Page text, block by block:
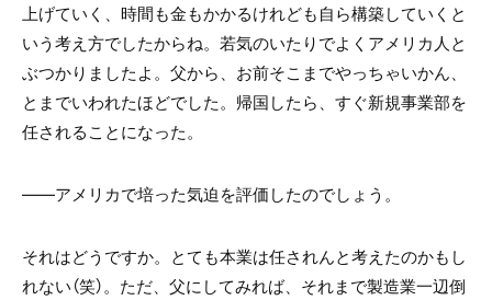
上げていく、時間も金もかかるけれども自ら構築していくと
いう考え方でしたからね。若気のいたりでよくアメリカ人と
ぶつかりましたよ。父から、お前そこまでやっちゃいかん、
とまでいわれたほどでした。帰国したら、すぐ新規事業部を
任されることになった。
――アメリカで培った気迫を評価したのでしょう。
それはどうですか。とても本業は任されんと考えたのかもし
れない（笑）。ただ、父にしてみれば、それまで製造業一辺倒